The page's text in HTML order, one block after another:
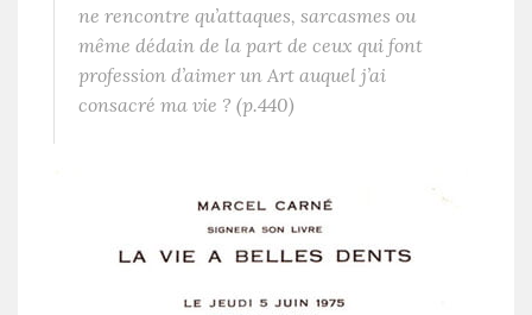
ne rencontre qu’attaques, sarcasmes ou
même dédain de la part de ceux qui font
profession d’aimer un Art auquel j’ai
consacré ma vie ? (p.440)